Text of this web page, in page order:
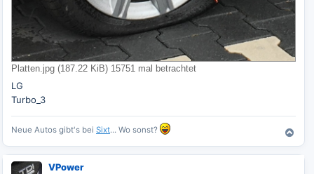
Platten.jpg (187.22 KiB) 15751 mal betrachtet
LG
Turbo_3
Neue Autos gibt's bei Sixt... Wo sonst?
N
a
VPower